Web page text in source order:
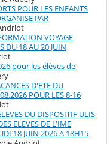
POUR LES ENFANTS
PAR
VOYAGE
DU 18 AU 20 JUIN
pour les élèves de
D'ETE DU
POUR LES 8-16
DU DISPOSITIF ULIS
ELEVES DE L'IME
18 JUIN 2026 A 18H15